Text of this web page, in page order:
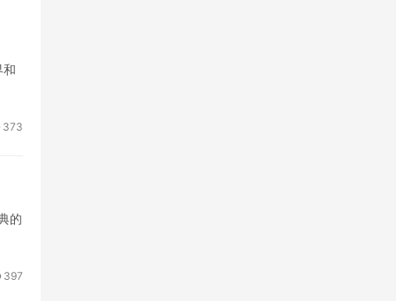
和
373
的
397